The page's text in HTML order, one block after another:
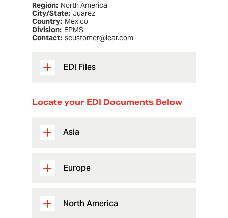
Region: North America
City/State: Juarez
Country: Mexico
Division: EPMS
Contact: scustomer@lear.com
EDI Files
Locate your EDI Documents Below
Asia
Europe
North America